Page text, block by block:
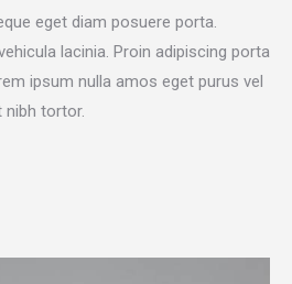
eget diam posuere porta.
lacinia. Proin adipiscing porta
ipsum nulla amos eget purus vel
nibh tortor.